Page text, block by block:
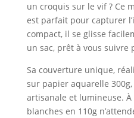
un croquis sur le vif ? Ce
est parfait pour capturer
compact, il se glisse
un sac, prêt à vous suivre
Sa couverture unique,
sur papier aquarelle
artisanale et lumineuse. À
blanches en 110g